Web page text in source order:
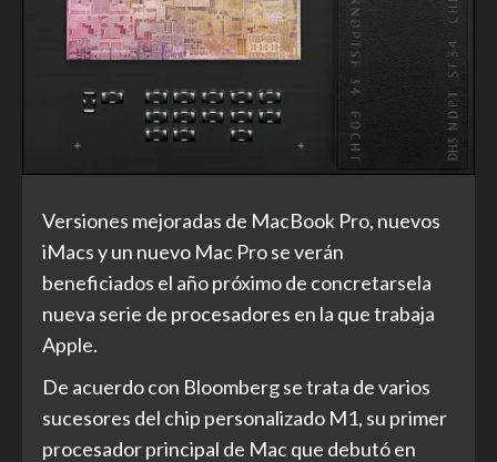
Versiones mejoradas de MacBook Pro, nuevos
iMacs y un nuevo Mac Pro se verán
beneficiados el año próximo de concretarsela
nueva serie de procesadores en la que trabaja
Apple.
De acuerdo con Bloomberg se trata de varios
sucesores del chip personalizado M1, su primer
procesador principal de Mac que debutó en